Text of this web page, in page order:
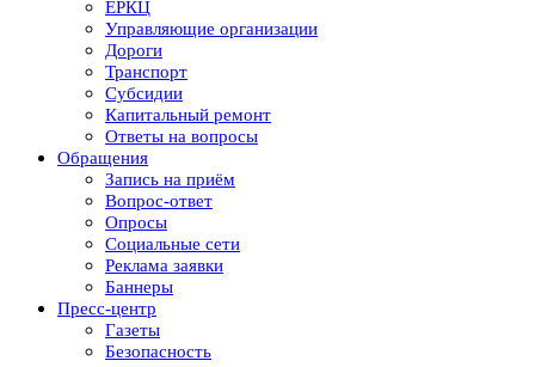
ЕРКЦ
Управляющие организации
Дороги
Транспорт
Субсидии
Капитальный ремонт
Ответы на вопросы
Обращения
Запись на приём
Вопрос-ответ
Опросы
Социальные сети
Реклама заявки
Баннеры
Пресс-центр
Газеты
Безопасность